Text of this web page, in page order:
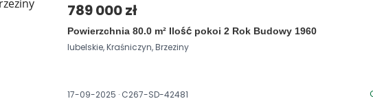
789 000 zł
Powierzchnia 80.0 m² Ilość pokoi 2 Rok Budowy 1960
lubelskie, Kraśniczyn, Brzeziny
17-09-2025 · C267-SD-42481